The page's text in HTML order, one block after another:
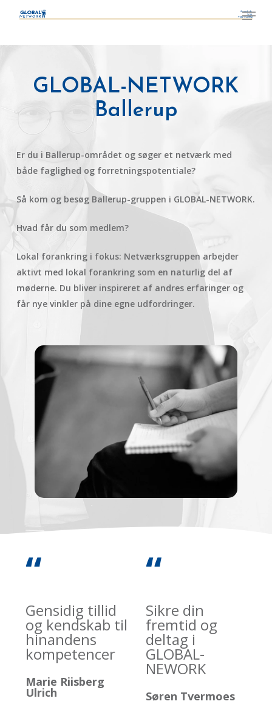
Menu
GLOBAL-NETWORK
Ballerup
Er du i Ballerup-området og søger et netværk med
både faglighed og forretningspotentiale?
Så kom og besøg Ballerup-gruppen i GLOBAL-NETWORK.
Hvad får du som medlem?
Lokal forankring i fokus: Netværksgruppen arbejder
aktivt med lokal forankring som en naturlig del af
møderne. Du bliver inspireret af andres erfaringer og
får nye vinkler på dine egne udfordringer.
“
Gensidig tillid
og kendskab til
hinandens
kompetencer
Marie Riisberg
Ulrich
“
Sikre din
fremtid og
deltag i
GLOBAL-
NEWORK
Søren Tvermoes